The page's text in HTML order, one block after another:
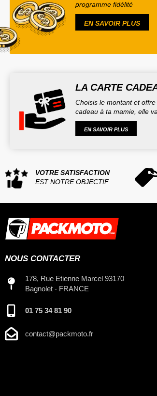
programme fidélité
EN SAVOIR PLUS
LA CARTE
Choisis le montant et
cadeau à ta mamie, elle
EN SAVOIR PLUS
VOTRE SATISFACTION
EST NOTRE OBJECTIF
NOUS CONTACTER
178, Rue Etienne Marcel 93170
Bagnolet - FRANCE
01 75 34 81 90
contact@packmoto.fr